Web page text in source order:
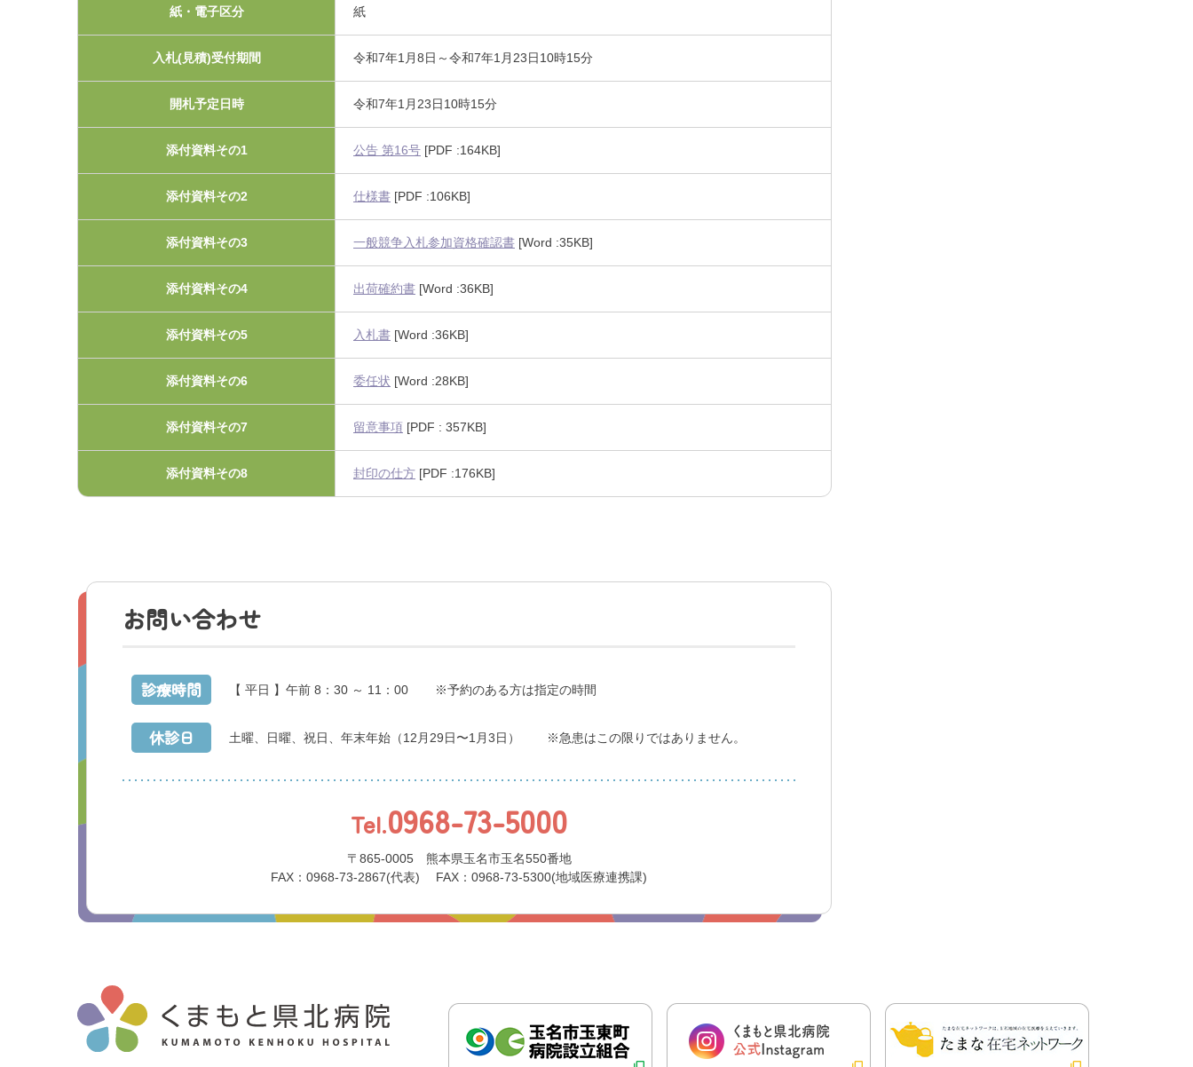
紙・電子区分 紙
入札(見積)受付期間 令和7年1月8日～令和7年1月23日10時15分
開札予定日時 令和7年1月23日10時15分
添付資料その1 公告 第16号 [PDF :164KB]
添付資料その2 仕様書 [PDF :106KB]
添付資料その3 一般競争入札参加資格確認書 [Word :35KB]
添付資料その4 出荷確約書 [Word :36KB]
添付資料その5 入札書 [Word :36KB]
添付資料その6 委任状 [Word :28KB]
添付資料その7 留意事項 [PDF : 357KB]
添付資料その8 封印の仕方 [PDF :176KB]
お問い合わせ
診療時間 【 平日 】午前 8：30 ～ 11：00 ※予約のある方は指定の時間
休診日 土曜、日曜、祝日、年末年始 （12月29日〜1月3日） ※急患はこの限りではありません。
Tel.0968-73-5000
〒865-0005 熊本県玉名市玉名550番地
FAX：0968-73-2867(代表)
FAX：0968-73-5300(地域医療連携課)